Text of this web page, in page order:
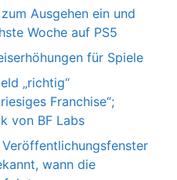
Ausgehen ein und
Woche auf PS5
für Spiele
„richtig“
Franchise“;
von BF Labs
wann die